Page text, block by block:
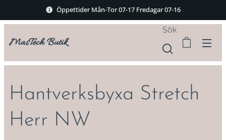
Öppettider Mån-Tor 07-17 Fredagar 07-16
MasTech Butik
Sök
Hantverksbyxa Stretch
Herr NW